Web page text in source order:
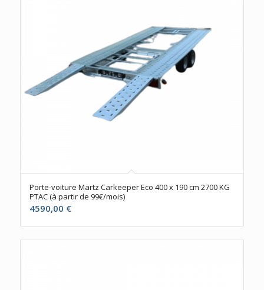
Porte-voiture Martz Carkeeper Eco 400 x 190 cm 2700 KG
PTAC (à partir de 99€/mois)
4590,00 €